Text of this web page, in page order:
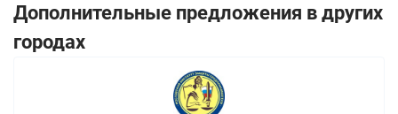
Дополнительные предложения в других
городах